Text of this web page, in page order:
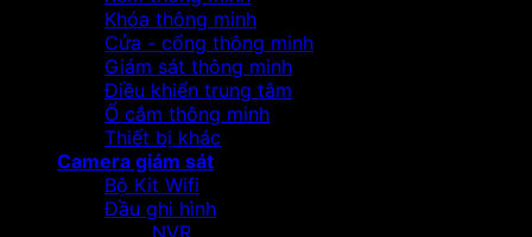
Khóa thông minh
Cửa - cổng thông minh
Giám sát thông minh
Điều khiển trung tâm
Ổ cắm thông minh
Thiết bị khác
Camera giám sát
Bộ Kit Wifi
Đầu ghi hình